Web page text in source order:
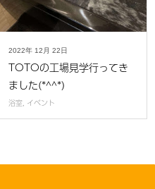
2022年 12月 22日
TOTOの工場見学行ってき
ました(*^^*)
浴室, イベント